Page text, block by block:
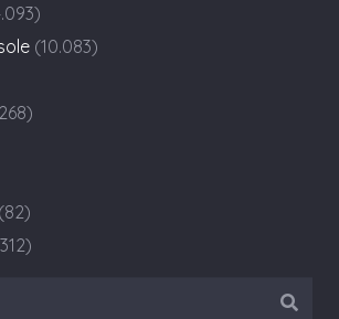
(10.083)
(82)